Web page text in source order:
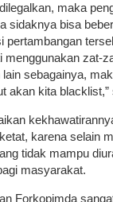
maka
sidaknya bisa
pertambangan
menggunakan zat-
sebagainya,
akan kita
karena selain
tidak mampu
masyarakat.
Forkopimda